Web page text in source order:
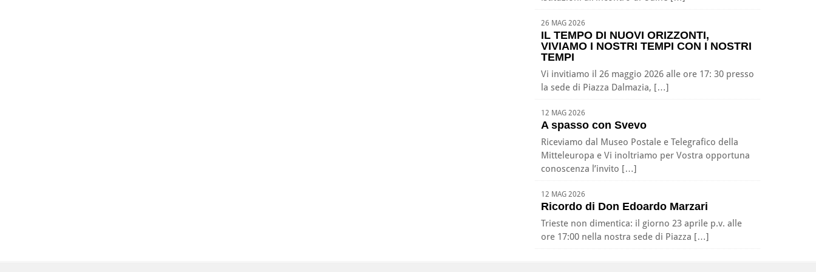
26 MAG 2026
IL TEMPO DI NUOVI ORIZZONTI,
VIVIAMO I NOSTRI TEMPI CON I NOSTRI
TEMPI
Vi invitiamo il 26 maggio 2026 alle ore 17: 30 presso
la sede di Piazza Dalmazia, […]
12 MAG 2026
A spasso con Svevo
Riceviamo dal Museo Postale e Telegrafico della
Mitteleuropa e Vi inoltriamo per Vostra opportuna
conoscenza l’invito […]
12 MAG 2026
Ricordo di Don Edoardo Marzari
Trieste non dimentica: il giorno 23 aprile p.v. alle
ore 17:00 nella nostra sede di Piazza […]